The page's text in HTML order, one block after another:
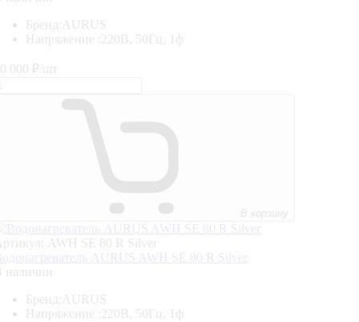
Бренд:
AURUS
Напряжение :
220В, 50Гц, 1ф
000 ₽/шт
В корзину
AWH SE 80 R Silver
AURUS AWH SE 80 R Silver
наличии
Бренд:
AURUS
Напряжение :
220В, 50Гц, 1ф